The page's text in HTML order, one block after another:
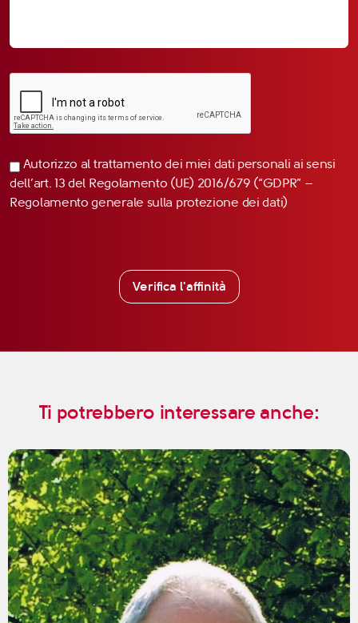
Autorizzo al trattamento dei miei dati personali ai sensi
dell’art. 13 del Regolamento (UE) 2016/679 (“GDPR” –
Regolamento generale sulla protezione dei dati)
Verifica l'affinità
Ti potrebbero interessare anche: